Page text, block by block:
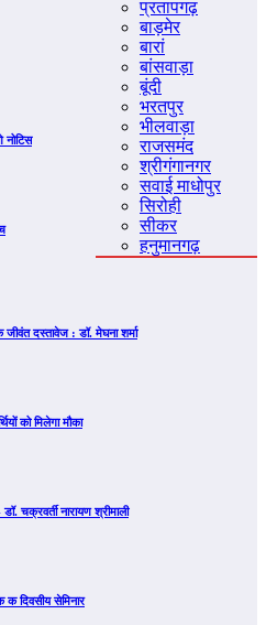
प्रतापगढ़
बाड़मेर
बारां
बांसवाड़ा
बूंदी
भरतपुर
भीलवाड़ा
राजसमंद
श्रीगंगानगर
सवाई माधोपुर
सिरोही
सीकर
हनुमानगढ़
नोटिस
दस्तावेज : डॉ. मेघना शर्मा
को मिलेगा मौका
चक्रवर्ती नारायण श्रीमाली
क दिवसीय सेमिनार